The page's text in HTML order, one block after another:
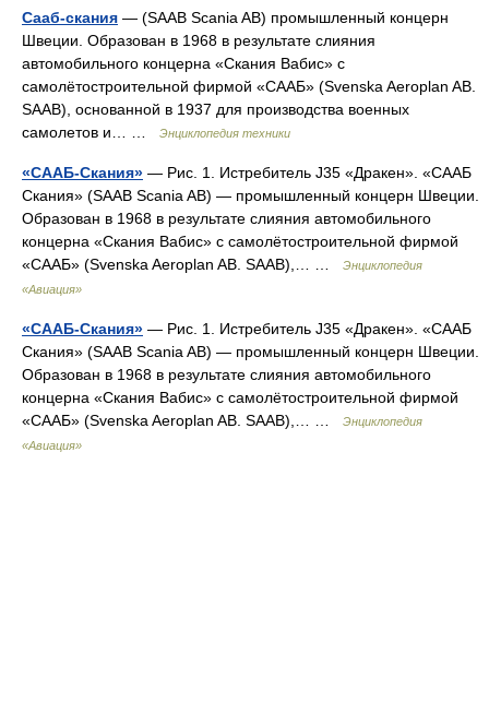
Сааб-скания — (SAAB Scania AB) промышленный концерн
Швеции. Образован в 1968 в результате слияния
автомобильного концерна «Скания Вабис» с
самолётостроительной фирмой «СААБ» (Svenska Aeroplan AB.
SAAB), основанной в 1937 для производства военных
самолетов и… …
Энциклопедия техники
«СААБ-Скания» — Рис. 1. Истребитель J35 «Дракен». «СААБ
Скания» (SAAB Scania AB) — промышленный концерн Швеции.
Образован в 1968 в результате слияния автомобильного
концерна «Скания Вабис» с самолётостроительной фирмой
«СААБ» (Svenska Aeroplan AB. SAAB),… …
Энциклопедия
«Авиация»
«СААБ-Скания» — Рис. 1. Истребитель J35 «Дракен». «СААБ
Скания» (SAAB Scania AB) — промышленный концерн Швеции.
Образован в 1968 в результате слияния автомобильного
концерна «Скания Вабис» с самолётостроительной фирмой
«СААБ» (Svenska Aeroplan AB. SAAB),… …
Энциклопедия
«Авиация»